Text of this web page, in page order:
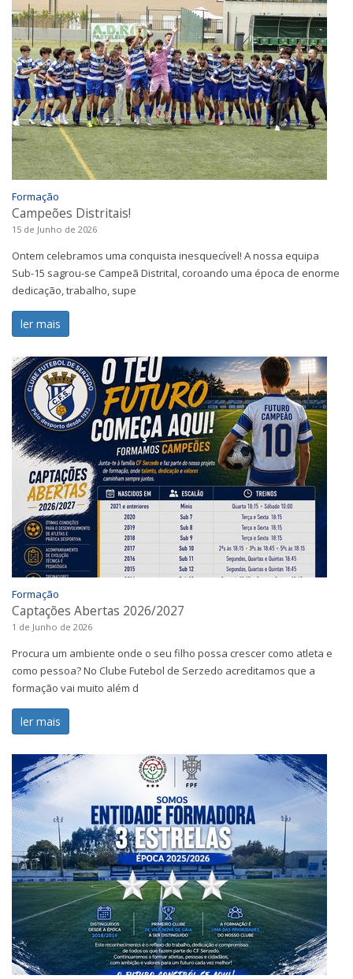
Formação
Campeões Distritais!
15 de Junho de 2026
Ontem celebramos uma conquista inesquecível! A nossa equipa
Sub-15 sagrou-se Campeã Distrital, coroando uma época de enorme
dedicação, trabalho, supe
ler mais
Formação
Captações Abertas 2026/2027
1 de Junho de 2026
Procura um ambiente onde o seu filho possa crescer como atleta e
como pessoa? No Clube Futebol de Serzedo acreditamos que a
formação vai muito além d
ler mais